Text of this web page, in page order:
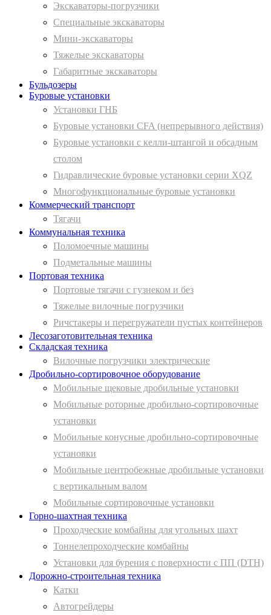
Экскаваторы-погрузчики
Специальные экскаваторы
Мини-экскаваторы
Тяжелые экскаваторы
Габаритные экскаваторы
Бульдозеры
Буровые установки
Установки ГНБ
Буровые установки CFA (непрерывного действия)
Буровые установки с келли-штангой и обсадным
столом
Гидравлические буровые установки серии XQZ
Многофункциональные буровые установки
Коммерческий транспорт
Тягачи
Коммунальная техника
Поломоечные машины
Подметальные машины
Портовая техника
Портовые тягачи с гузнеком и без
Тяжелые вилочные погрузчики
Ричстакеры и перегружатели пустых контейнеров
Лесозаготовительная техника
Складская техника
Вилочные погрузчики электрические
Дробильно-сортировочное оборудование
Мобильные щековые дробильные установки
Мобильные роторные дробильно-сортировочные
установки
Мобильные конусные дробильно-сортировочные
установки
Мобильные центробежные дробильные установки
с вертикальным валом
Мобильные сортировочные установки
Горно-шахтная техника
Проходческие комбайны для угольных шахт
Тоннелепроходческие комбайны
Установки для бурения с поверхности с ПП (DTH)
Дорожно-строительная техника
Катки
Автогрейдеры